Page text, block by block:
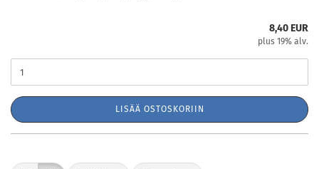
8,40 EUR
plus 19% alv.
LISÄÄ OSTOSKORIIN